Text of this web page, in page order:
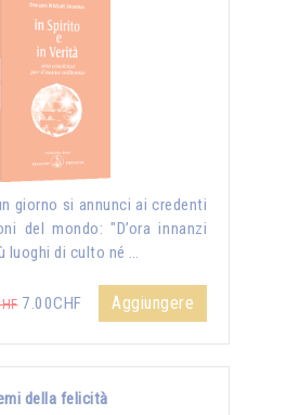
giorno si annunci ai credenti
del mondo: "D’ora innanzi
luoghi di culto né …
7.00CHF Aggiungere
della felicità